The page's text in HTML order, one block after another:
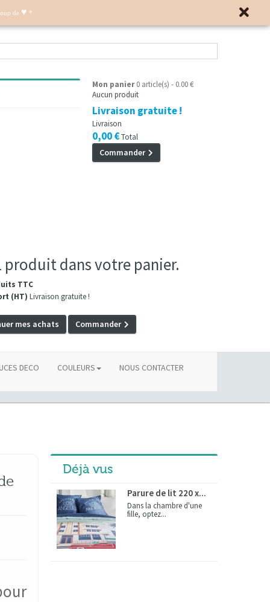
Mon panier 0 article(s) - 0.00 €
Aucun produit
Livraison gratuite !
Livraison
0,00 €Total
Commander
produit dans votre panier.
TTC
(HT) Livraison gratuite !
mes achats Commander
DECO COULEURS NOUS CONTACTER
Déjà vus
Parure de lit 220 x...
Dans la chambre d'une
fille, optez...
de ♥ *